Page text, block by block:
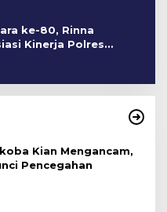
ke-80, Rinna
Kinerja Polres
Kian Mengancam,
Pencegahan